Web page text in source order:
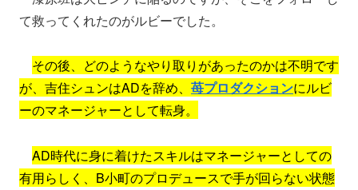
て救ってくれたのがルビーでした。
その後、どのようなやり取りがあったのかは不明です
が、吉住シュンはADを辞め、 苺プロダクションにルビ
ーのマネージャーとして転身。
AD時代に身に着けたスキルはマネージャーとしての
有用らしく、B小町のプロデュースで手が回らない状態